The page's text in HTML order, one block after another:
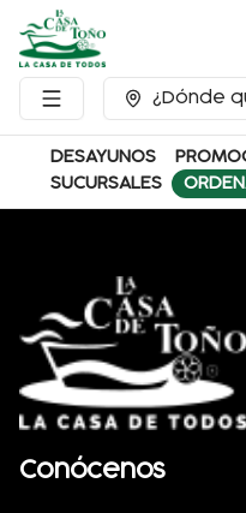
¿Dónde
DESAYUNOS
SUCURSALES
Conócenos